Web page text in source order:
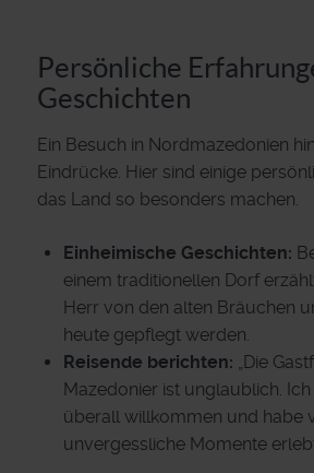
Persönliche
Geschichten
Ein Besuch in Nordmazedonien
Eindrücke. Hier sind einige
das Land so besonders machen.
Einheimische Geschichten:
einem traditionellen Dorf
Herr von den alten Bräuchen
heute gepflegt werden.
Reisende berichten: „Die
Mazedonier ist unglaublich.
überall willkommen und habe
unvergessliche Momente